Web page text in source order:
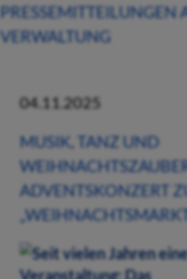
PRESSEMITTEILUNGEN
VERWALTUNG
04.11.2025
MUSIK, TANZ UND
ADVENTSKONZERT